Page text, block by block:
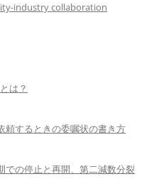
industry collaboration
は？
頼するときの委嘱状の書き方
の停止と再開、第二減数分裂